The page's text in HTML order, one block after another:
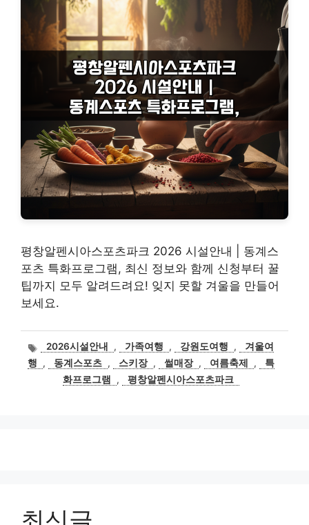
평창알펜시아스포츠파크 2026 시설안내 | 동계스
포츠 특화프로그램, 최신 정보와 함께 신청부터 꿀
팁까지 모두 알려드려요! 잊지 못할 겨울을 만들어
보세요.
태2026시설안내 , 가족여행 , 강원도여행 ,
겨울여
행
, 동계스포츠 , 스키장 , 썰매장 , 여름축제 ,
특
화프로그램
, 평창알펜시아스포츠파크